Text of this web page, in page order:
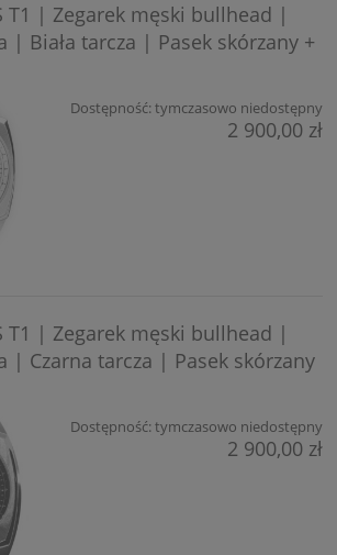
T1 | Zegarek męski bullhead |
| Biała tarcza | Pasek skórzany +
Dostępność: tymczasowo niedostępny
2 900,00 zł
T1 | Zegarek męski bullhead |
| Czarna tarcza | Pasek skórzany
Dostępność: tymczasowo niedostępny
2 900,00 zł